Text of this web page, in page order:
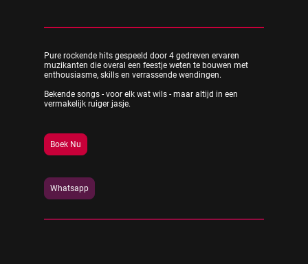
Pure rockende hits gespeeld door 4 gedreven ervaren
muzikanten die overal een feestje weten te bouwen met
enthousiasme, skills en verrassende wendingen.
Bekende songs - voor elk wat wils - maar altijd in een
vermakelijk ruiger jasje.
Boek Nu
Whatsapp